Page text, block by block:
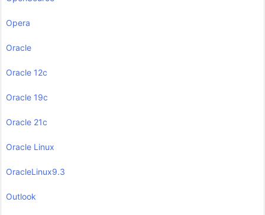
Opera
Oracle
Oracle 12c
Oracle 19c
Oracle 21c
Oracle Linux
OracleLinux9.3
Outlook